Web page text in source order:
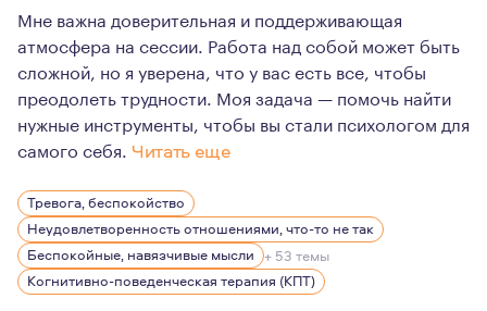
Мне важна доверительная и поддерживающая
атмосфера на сессии. Работа над собой может быть
сложной, но я уверена, что у вас есть все, чтобы
преодолеть трудности. Моя задача — помочь найти
нужные инструменты, чтобы вы стали психологом для
самого себя. Читать еще
Я являюсь членом Ассоциации когнитивно-
Тревога, беспокойство
Неудовлетворенность отношениями, что-то не так
Беспокойные, навязчивые мысли + 53 темы
Когнитивно-поведенческая терапия (КПТ)